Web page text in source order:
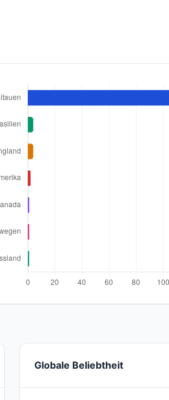
Globale Beliebtheit